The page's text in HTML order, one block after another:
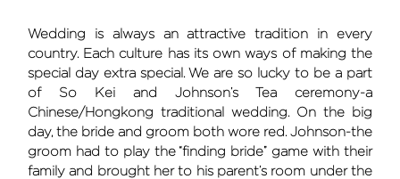
Wedding is always an attractive tradition in every
country. Each culture has its own ways of making the
special day extra special. We are so lucky to be a part
of So Kei and Johnson’s Tea ceremony-a
Chinese/Hongkong traditional wedding. On the big
day, the bride and groom both wore red. Johnson-the
groom had to play the “finding bride” game with their
family and brought her to his parent’s room under the